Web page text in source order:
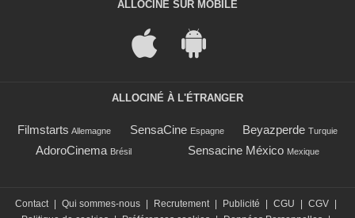
ALLOCINÉ SUR MOBILE
ALLOCINÉ À L'ÉTRANGER
Filmstarts Allemagne SensaCine Espagne Beyazperde Turquie
AdoroCinema Brésil Sensacine México Mexique
Contact | Qui sommes-nous | Recrutement | Publicité | CGU | CGV |